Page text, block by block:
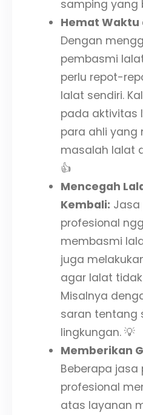
samping yang
Hemat Waktu
Dengan
pembasmi
perlu repot-
lalat sendiri.
pada aktivitas
para ahli yang
masalah lalat
👍
Mencegah
Kembali: Jasa
profesional
membasmi
juga
agar lalat
Misalnya
saran tentang
lingkungan. 💡
Memberikan
Beberapa
profesional
atas layanan